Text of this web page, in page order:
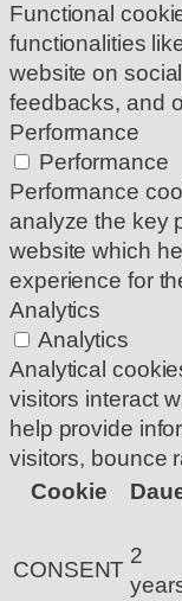
Functional
functionalities
website on
feedbacks, and
Performance
Performance
Performance
analyze the key
website which
experience for
Analytics
Analytics
Analytical
visitors interact
help provide
visitors, bounce
Cookie
CONSENT
2